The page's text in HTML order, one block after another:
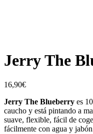
Jerry The
16,90€
Jerry The Blueberry es
caucho y está pintando a
suave, flexible, fácil de
fácilmente con agua y